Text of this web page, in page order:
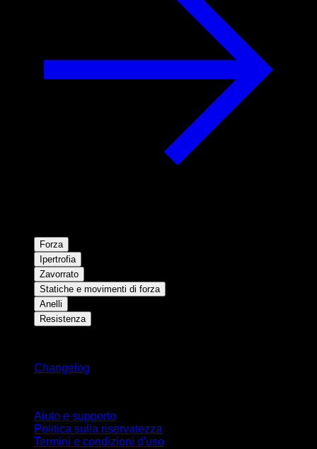
Forza
Ipertrofia
Zavorrato
Statiche e movimenti di forza
Anelli
Resistenza
Changelog
Aiuto e supporto
Politica sulla riservatezza
Termini e condizioni d'uso